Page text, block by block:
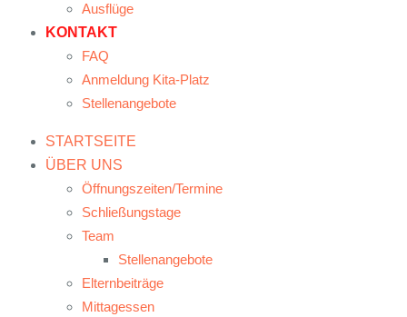
Ausflüge
KONTAKT
FAQ
Anmeldung Kita-Platz
Stellenangebote
STARTSEITE
ÜBER UNS
Öffnungszeiten/Termine
Schließungstage
Team
Stellenangebote
Elternbeiträge
Mittagessen